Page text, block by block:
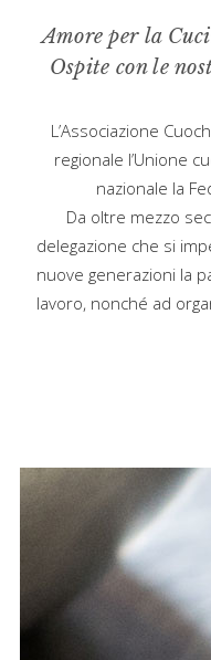
Amore per la
Ospite con le
L’Associazione
regionale l’Unione
nazionale la
Da oltre mezzo
delegazione che si
nuove generazioni la
lavoro, nonché ad